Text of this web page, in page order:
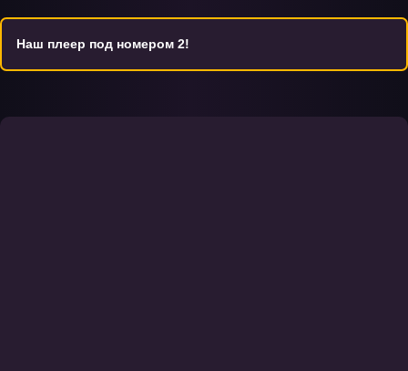
Наш плеер под номером 2!